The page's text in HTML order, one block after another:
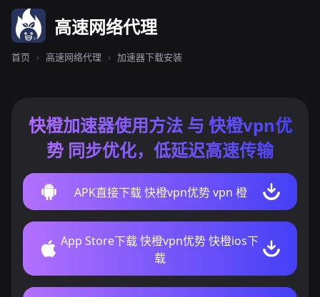
高速网络代理
首页 › 高速网络代理 › 加速器下载安装
快橙加速器使用方法 与 快橙vpn优
势 同步优化，低延迟高速传输
APK直接下载 快橙vpn优势 vpn 橙
App Store下载 快橙vpn优势 快橙ios下
载